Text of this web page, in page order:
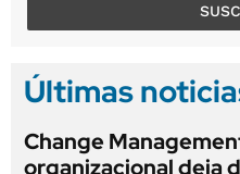
Últimas
Change
organizacional deja